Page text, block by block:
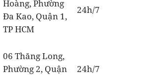
Hoàng, Phường
Đa Kao, Quận 1,
TP HCM
24h/7
06 Thăng Long,
Phường 2, Quận
24h/7